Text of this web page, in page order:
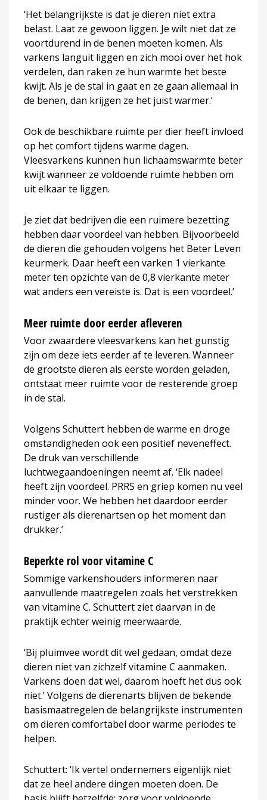
‘Het belangrijkste is dat je dieren niet extra
belast. Laat ze gewoon liggen. Je wilt niet dat ze
voortdurend in de benen moeten komen. Als
varkens languit liggen en zich mooi over het hok
verdelen, dan raken ze hun warmte het beste
kwijt. Als je de stal in gaat en ze gaan allemaal in
de benen, dan krijgen ze het juist warmer.’
Ook de beschikbare ruimte per dier heeft invloed
op het comfort tijdens warme dagen.
Vleesvarkens kunnen hun lichaamswarmte beter
kwijt wanneer ze voldoende ruimte hebben om
uit elkaar te liggen.
Je ziet dat bedrijven die een ruimere bezetting
hebben daar voordeel van hebben. Bijvoorbeeld
de dieren die gehouden volgens het Beter Leven
keurmerk. Daar heeft een varken 1 vierkante
meter ten opzichte van de 0,8 vierkante meter
wat anders een vereiste is. Dat is een voordeel.’
Meer ruimte door eerder afleveren
Voor zwaardere vleesvarkens kan het gunstig
zijn om deze iets eerder af te leveren. Wanneer
de grootste dieren als eerste worden geladen,
ontstaat meer ruimte voor de resterende groep
in de stal.
Volgens Schuttert hebben de warme en droge
omstandigheden ook een positief neveneffect.
De druk van verschillende
luchtwegaandoeningen neemt af. ‘Elk nadeel
heeft zijn voordeel. PRRS en griep komen nu veel
minder voor. We hebben het daardoor eerder
rustiger als dierenartsen op het moment dan
drukker.’
Beperkte rol voor vitamine C
Sommige varkenshouders informeren naar
aanvullende maatregelen zoals het verstrekken
van vitamine C. Schuttert ziet daarvan in de
praktijk echter weinig meerwaarde.
‘Bij pluimvee wordt dit wel gedaan, omdat deze
dieren niet van zichzelf vitamine C aanmaken.
Varkens doen dat wel, daarom hoeft het dus ook
niet.’ Volgens de dierenarts blijven de bekende
basismaatregelen de belangrijkste instrumenten
om dieren comfortabel door warme periodes te
helpen.
Schuttert: ‘Ik vertel ondernemers eigenlijk niet
dat ze heel andere dingen moeten doen. De